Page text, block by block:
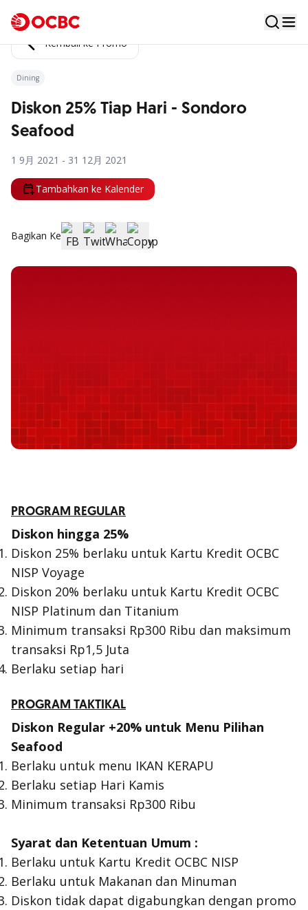
Kembali ke Promo
Dining
Diskon 25% Tiap Hari - Sondoro
Seafood
1 9月 2021 - 31 12月 2021
Tambahkan ke Kalender
Bagikan Ke
PROGRAM REGULAR
Diskon hingga 25%
Diskon 25% berlaku untuk Kartu Kredit OCBC
NISP Voyage
Diskon 20% berlaku untuk Kartu Kredit OCBC
NISP Platinum dan Titanium
Minimum transaksi Rp300 Ribu dan maksimum
transaksi Rp1,5 Juta
Berlaku setiap hari
PROGRAM TAKTIKAL
Diskon Regular +20% untuk Menu Pilihan
Seafood
Berlaku untuk menu IKAN KERAPU
Berlaku setiap Hari Kamis
Minimum transaksi Rp300 Ribu
Syarat dan Ketentuan Umum :
Berlaku untuk Kartu Kredit OCBC NISP
Berlaku untuk Makanan dan Minuman
Diskon tidak dapat digabungkan dengan promo